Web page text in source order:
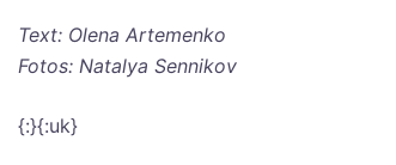
Text: Olena Artemenko
Fotos: Natalya Sennikov
{:}{:uk}